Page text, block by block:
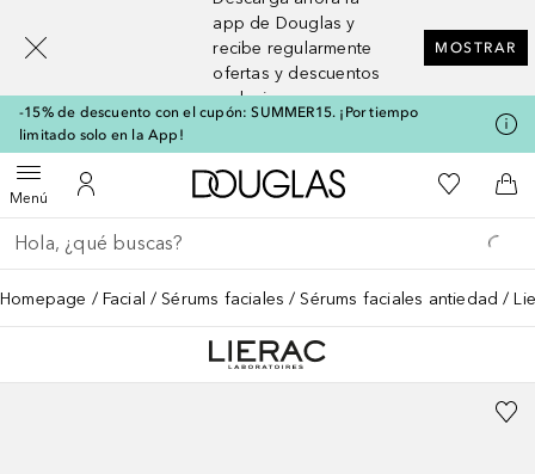
app de Douglas y
recibe regularmente
ofertas y descuentos
exclusivos
MOSTRAR
-15% de descuento con el cupón: SUMMER15. ¡Por tiempo
limitado solo en la App!
MenúAbrir menúMi cuenta
A Douglas HomeMi lista de
A
Regresar
Ejecutar búsqueda
Homepage Facial Sérums faciales Sérums faciales antiedad
[navigation.slideout.screenreader]